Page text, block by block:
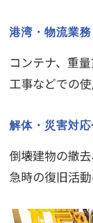
港湾・物流業務
コンテナ、重
工事などでの使
解体・災害対
倒壊建物の撤
急時の復旧活動